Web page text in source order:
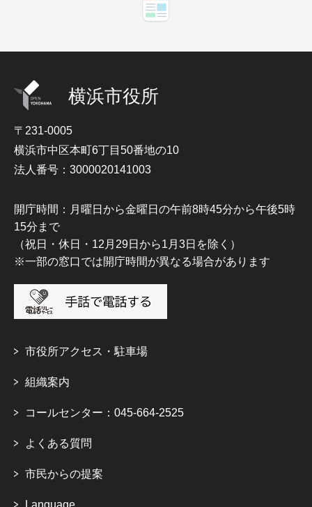
横浜市役所
〒231-0005
横浜市中区本町6丁目50番地の10
法人番号：3000020141003
開庁時間：月曜日から金曜日の午前8時45分から午後5時
15分まで
（祝日・休日・12月29日から1月3日を除く）
※一部の窓口では開庁時間が異なる場合があります
市役所アクセス・駐車場
組織案内
コールセンター：045-664-2525
よくある質問
市民からの提案
Language